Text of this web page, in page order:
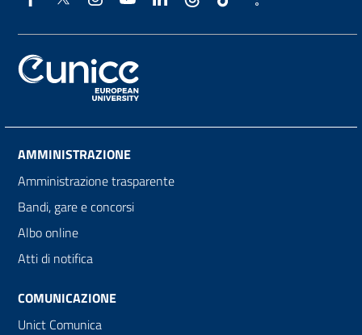
AMMINISTRAZIONE
Amministrazione trasparente
Bandi, gare e concorsi
Albo online
Atti di notifica
COMUNICAZIONE
Unict Comunica